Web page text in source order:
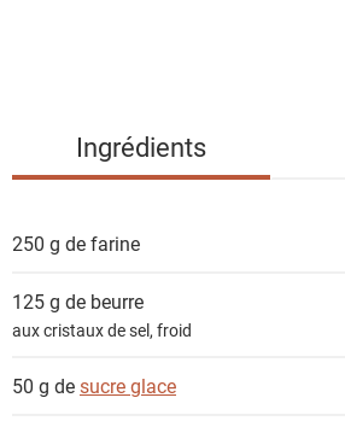
i
s
Ingrédients
250 g defarine
125 g de beurre
aux cristaux de sel, froid
50 g desucre glace